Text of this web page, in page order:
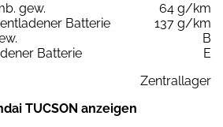
gew.
64 g/km
Batterie
137 g/km
B
Batterie
E
Zentrallager
TUCSON anzeigen